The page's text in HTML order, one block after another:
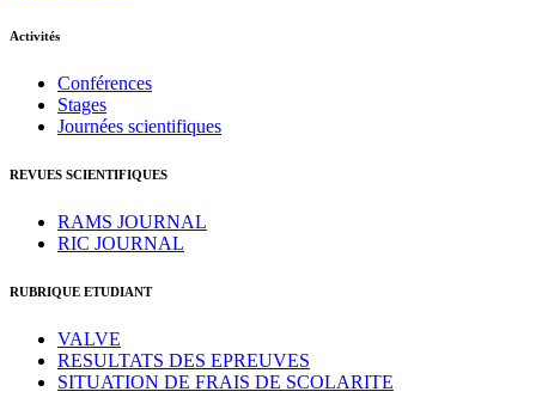
Activités
Conférences
Stages
Journées scientifiques
REVUES SCIENTIFIQUES
RAMS JOURNAL
RIC JOURNAL
RUBRIQUE ETUDIANT
VALVE
RESULTATS DES EPREUVES
SITUATION DE FRAIS DE SCOLARITE